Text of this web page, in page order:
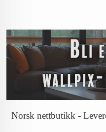
Norsk nettbutikk -